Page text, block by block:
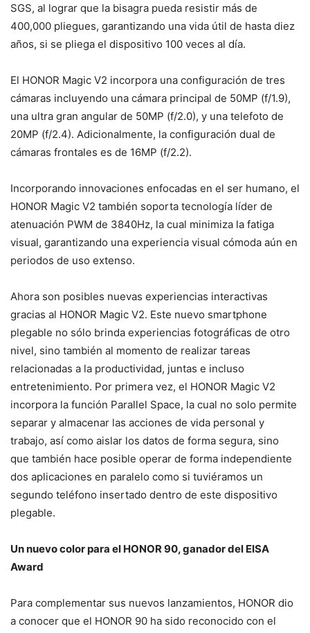
SGS, al lograr que la bisagra pueda resistir más de
400,000 pliegues, garantizando una vida útil de hasta diez
años, si se pliega el dispositivo 100 veces al día.
El HONOR Magic V2 incorpora una configuración de tres
cámaras incluyendo una cámara principal de 50MP (f/1.9),
una ultra gran angular de 50MP (f/2.0), y una telefoto de
20MP (f/2.4). Adicionalmente, la configuración dual de
cámaras frontales es de 16MP (f/2.2).
Incorporando innovaciones enfocadas en el ser humano, el
HONOR Magic V2 también soporta tecnología líder de
atenuación PWM de 3840Hz, la cual minimiza la fatiga
visual, garantizando una experiencia visual cómoda aún en
periodos de uso extenso.
Ahora son posibles nuevas experiencias interactivas
gracias al HONOR Magic V2. Este nuevo smartphone
plegable no sólo brinda experiencias fotográficas de otro
nivel, sino también al momento de realizar tareas
relacionadas a la productividad, juntas e incluso
entretenimiento. Por primera vez, el HONOR Magic V2
incorpora la función Parallel Space, la cual no solo permite
separar y almacenar las acciones de vida personal y
trabajo, así como aislar los datos de forma segura, sino
que también hace posible operar de forma independiente
dos aplicaciones en paralelo como si tuviéramos un
segundo teléfono insertado dentro de este dispositivo
plegable.
Un nuevo color para el HONOR 90, ganador del EISA
Award
Para complementar sus nuevos lanzamientos, HONOR dio
a conocer que el HONOR 90 ha sido reconocido con el